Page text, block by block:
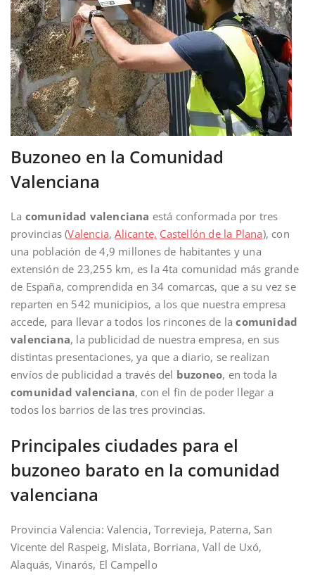
Buzoneo en la Comunidad
Valenciana
La comunidad valenciana está conformada por tres
provincias (Valencia,Alicante, Castellón de la Plana), con
una población de 4,9 millones de habitantes y una
extensión de 23,255 km, es la 4ta comunidad más grande
de España, comprendida en 34 comarcas, que a su vez se
reparten en 542 municipios, a los que nuestra empresa
accede, para llevar a todos los rincones de lacomunidad
valenciana, la publicidad de nuestra empresa, en sus
distintas presentaciones, ya que a diario, se realizan
envíos de publicidad a través del buzoneo, en toda la
comunidad valenciana, con el fin de poder llegar a
todos los barrios de las tres provincias.
Principales ciudades para el
buzoneo barato en la comunidad
valenciana
Provincia Valencia: Valencia, Torrevieja, Paterna, San
Vicente del Raspeig, Mislata, Borriana, Vall de Uxó,
Alaquás, Vinarós, El Campello